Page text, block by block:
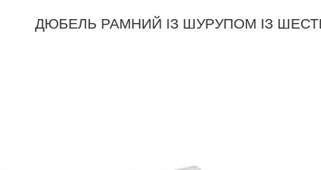
ДЮБЕЛЬ РАМНИЙ ІЗ ШУРУПОМ ІЗ